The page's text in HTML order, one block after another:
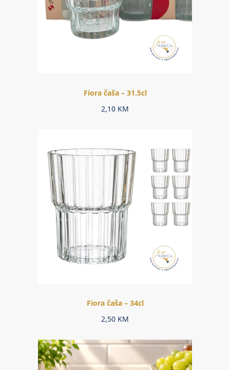
Fiora čaša – 31.5cl
2,10 KM
Fiora čaša – 34cl
2,50 KM